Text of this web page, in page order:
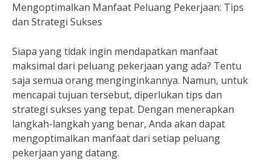
Mengoptimalkan Manfaat Peluang Pekerjaan: Tips
dan Strategi Sukses
Siapa yang tidak ingin mendapatkan manfaat
maksimal dari peluang pekerjaan yang ada? Tentu
saja semua orang menginginkannya. Namun, untuk
mencapai tujuan tersebut, diperlukan tips dan
strategi sukses yang tepat. Dengan menerapkan
langkah-langkah yang benar, Anda akan dapat
mengoptimalkan manfaat dari setiap peluang
pekerjaan yang datang.